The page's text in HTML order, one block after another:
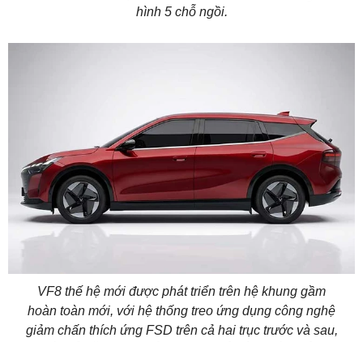
hình 5 chỗ ngồi.
VF8 thế hệ mới được phát triển trên hệ khung gầm
hoàn toàn mới, với hệ thống treo ứng dụng công nghệ
giảm chấn thích ứng FSD trên cả hai trục trước và sau,